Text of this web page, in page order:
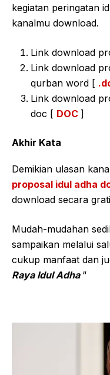
kegiatan peringatan
kanalmu download.
Link download
Link download
qurban word [
Link download
doc [ DOC ]
Akhir Kata
Demikian ulasan
proposal idul adha
download secara
Mudah-mudahan
sampaikan melalui
cukup manfaat dan
Raya Idul Adha “